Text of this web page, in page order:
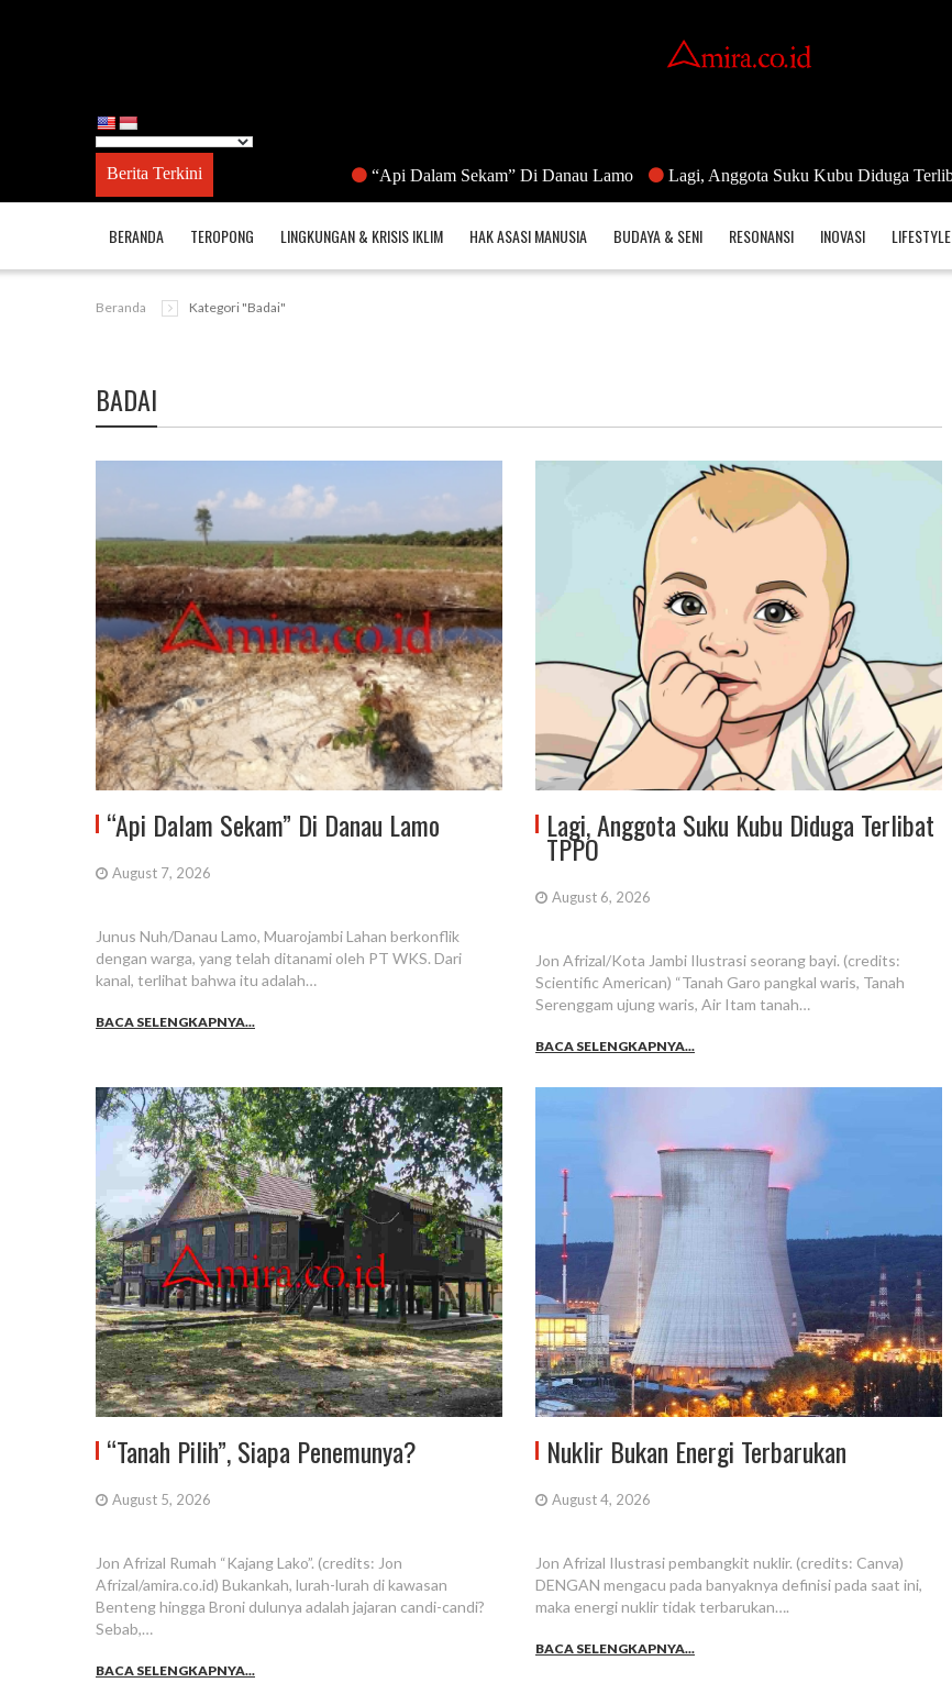
Berita Terkini “Api Dalam Sekam” Di Danau Lamo Lagi, Anggota Suku Kubu Diduga Terlibat TPPO
BERANDA TEROPONG LINGKUNGAN & KRISIS IKLIM HAK ASASI MANUSIA BUDAYA & SENI RESONANSI INOVASI LIFESTYLE
Beranda Kategori "badai"
BADAI
“Api Dalam Sekam” Di Danau Lamo
August 7, 2026
Junus Nuh/Danau Lamo, Muarojambi Lahan berkonflik
dengan warga, yang telah ditanami oleh PT WKS. Dari
kanal, terlihat bahwa itu adalah…
BACA SELENGKAPNYA...
Lagi, Anggota Suku Kubu Diduga Terlibat
TPPO
August 6, 2026
Jon Afrizal/Kota Jambi Ilustrasi seorang bayi. (credits:
Scientific American) “Tanah Garo pangkal waris, Tanah
Serenggam ujung waris, Air Itam tanah…
BACA SELENGKAPNYA...
“Tanah Pilih”, Siapa Penemunya?
August 5, 2026
Jon Afrizal Rumah “Kajang Lako”. (credits: Jon
Afrizal/amira.co.id) Bukankah, lurah-lurah di kawasan
Benteng hingga Broni dulunya adalah jajaran candi-candi?
Sebab,…
BACA SELENGKAPNYA...
Nuklir Bukan Energi Terbarukan
August 4, 2026
Jon Afrizal Ilustrasi pembangkit nuklir. (credits: Canva)
DENGAN mengacu pada banyaknya definisi pada saat ini,
maka energi nuklir tidak terbarukan….
BACA SELENGKAPNYA...